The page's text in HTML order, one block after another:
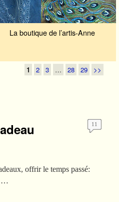
La boutique de l’artis-Anne
1 2 3 … 28 29 >>
11
offrir le temps passé:
…